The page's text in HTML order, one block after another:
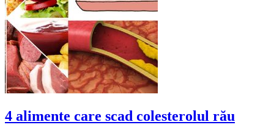
4 alimente care scad colesterolul rău